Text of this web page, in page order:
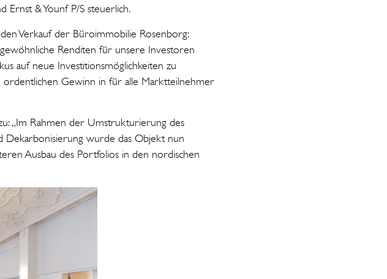
Ernst & Younf P/S steuerlich.
Verkauf der Büroimmobilie Rosenborg:
Renditen für unsere Investoren
auf neue Investitionsmöglichkeiten zu
ordentlichen Gewinn in für alle Marktteilnehmer
„Im Rahmen der Umstrukturierung des
Dekarbonisierung wurde das Objekt nun
Ausbau des Portfolios in den nordischen